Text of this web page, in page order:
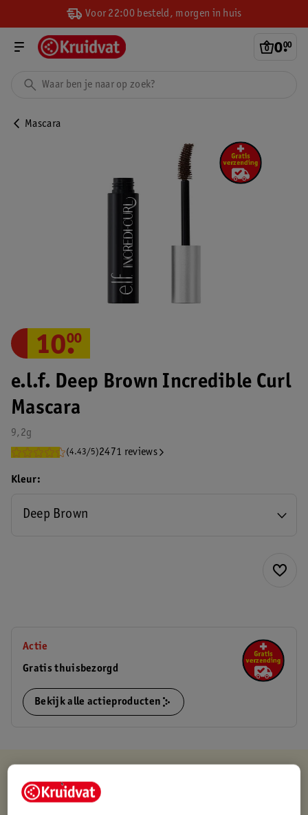
Voor 22:00 besteld, morgen in huis
0.
00
Mascara
e.l.f. Deep Brown Incredible Curl
Mascara
9,2g
(4.43/5)2471 reviews
10.
00
Kleur
Deep Brown
Actie
Gratis thuisbezorgd
Bekijk alle actieproducten
Kruidvat is altijd voordelig